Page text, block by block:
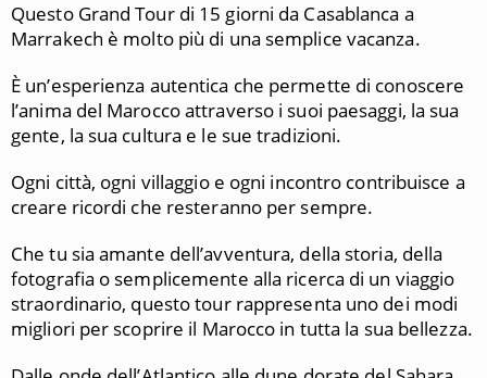
Questo Grand Tour di 15 giorni da Casablanca a
Marrakech è molto più di una semplice vacanza.
È un’esperienza autentica che permette di conoscere
l’anima del Marocco attraverso i suoi paesaggi, la sua
gente, la sua cultura e le sue tradizioni.
Ogni città, ogni villaggio e ogni incontro contribuisce a
creare ricordi che resteranno per sempre.
Che tu sia amante dell’avventura, della storia, della
fotografia o semplicemente alla ricerca di un viaggio
straordinario, questo tour rappresenta uno dei modi
migliori per scoprire il Marocco in tutta la sua bellezza.